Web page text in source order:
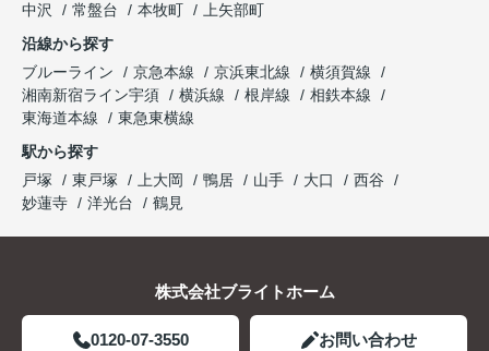
中沢
常盤台 本牧町
上矢部町
沿線から探す
ブルーライン
京急本線 京浜東北線
横須賀線
湘南新宿ライン宇須
横浜線 根岸線
相鉄本線
東海道本線
東急東横線
駅から探す
戸塚
東戸塚 上大岡 鴨居 山手 大口
西谷
妙蓮寺
洋光台 鶴見
株式会社ブライトホーム
0120-07-3550 お問い合わせ